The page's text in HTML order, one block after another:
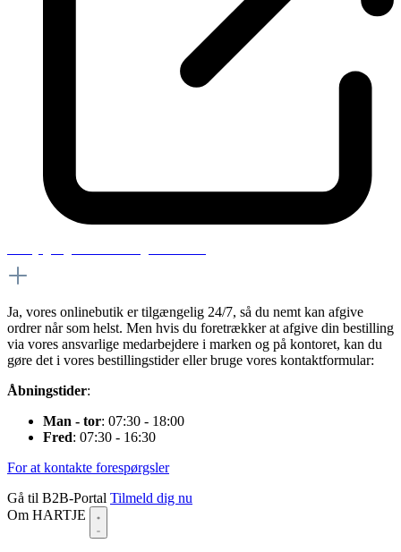
Ja, vores onlinebutik er tilgængelig 24/7, så du nemt kan afgive
ordrer når som helst. Men hvis du foretrækker at afgive din bestilling
via vores ansvarlige medarbejdere i marken og på kontoret, kan du
gøre det i vores bestillingstider eller bruge vores kontaktformular:
Åbningstider:
Man - tor: 07:30 - 18:00
Fred: 07:30 - 16:30
For at kontakte forespørgsler
Gå til B2B-Portal Tilmeld dig nu
Om HARTJE